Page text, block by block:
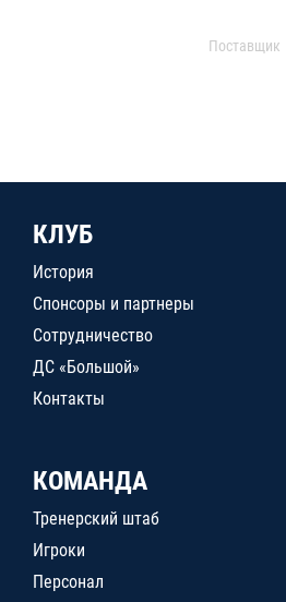
Поставщик
КЛУБ
История
Спонсоры и партнеры
Сотрудничество
ДС «Большой»
Контакты
КОМАНДА
Тренерский штаб
Игроки
Персонал